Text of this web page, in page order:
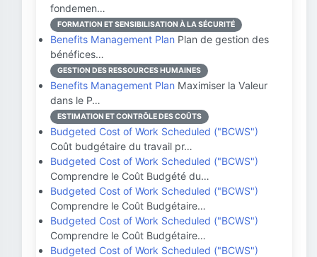
fondemen…
FORMATION ET SENSIBILISATION À LA SÉCURITÉ
Benefits Management Plan Plan de gestion des
bénéfices…
GESTION DES RESSOURCES HUMAINES
Benefits Management Plan Maximiser la Valeur
dans le P…
ESTIMATION ET CONTRÔLE DES COÛTS
Budgeted Cost of Work Scheduled ("BCWS")
Coût budgétaire du travail pr…
Budgeted Cost of Work Scheduled ("BCWS")
Comprendre le Coût Budgété du…
Budgeted Cost of Work Scheduled ("BCWS")
Comprendre le Coût Budgétaire…
Budgeted Cost of Work Scheduled ("BCWS")
Comprendre le Coût Budgétaire…
Budgeted Cost of Work Scheduled ("BCWS")